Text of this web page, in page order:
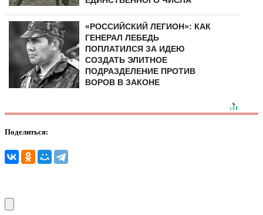
«РОССИЙСКИЙ ЛЕГИОН»: КАК
ГЕНЕРАЛ ЛЕБЕДЬ
ПОПЛАТИЛСЯ ЗА ИДЕЮ
СОЗДАТЬ ЭЛИТНОЕ
ПОДРАЗДЕЛЕНИЕ ПРОТИВ
ВОРОВ В ЗАКОНЕ
Поделиться: